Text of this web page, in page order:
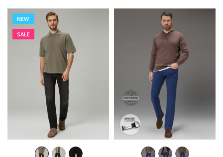
NEW
SALE